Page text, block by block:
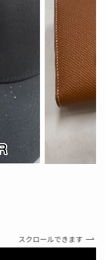
スクロールできます